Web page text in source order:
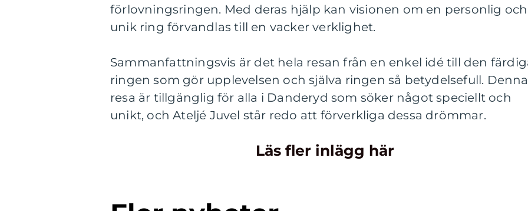
förlovningsringen. Med deras hjälp kan visionen om en personlig och
unik ring förvandlas till en vacker verklighet.
Sammanfattningsvis är det hela resan från en enkel idé till den
ringen som gör upplevelsen och själva ringen så betydelsefull. Denna
resa är tillgänglig för alla i Danderyd som söker något speciellt och
unikt, och Ateljé Juvel står redo att förverkliga dessa drömmar.
Läs fler inlägg här